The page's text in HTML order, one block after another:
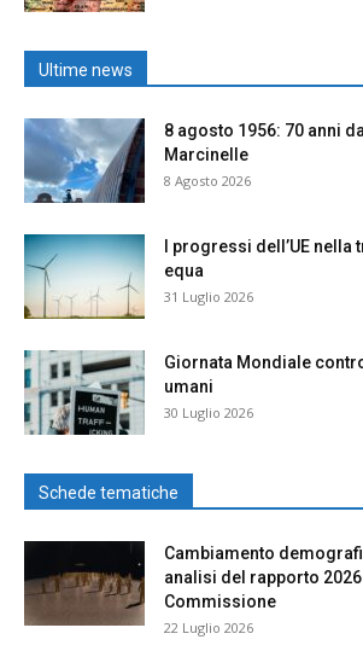
Ultime news
8 agosto 1956: 70 anni
Marcinelle
8 Agosto 2026
I progressi dell’UE
equa
31 Luglio 2026
Giornata Mondiale
umani
30 Luglio 2026
Schede tematiche
Cambiamento
analisi del rapporto
Commissione
22 Luglio 2026